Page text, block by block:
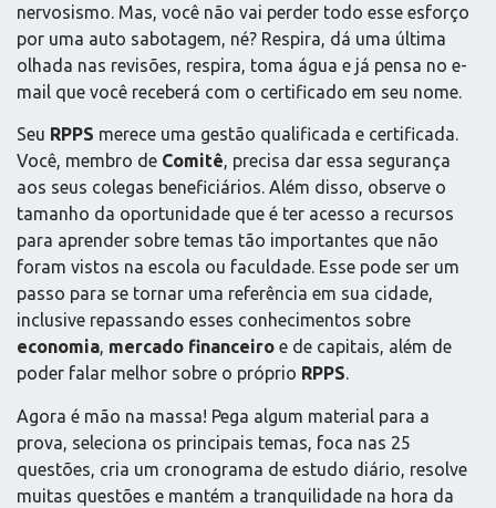
nervosismo. Mas, você não vai perder todo esse esforço
por uma auto sabotagem, né? Respira, dá uma última
olhada nas revisões, respira, toma água e já pensa no e-
mail que você receberá com o certificado em seu nome.
Seu RPPS merece uma gestão qualificada e certificada.
Você, membro de Comitê, precisa dar essa segurança
aos seus colegas beneficiários. Além disso, observe o
tamanho da oportunidade que é ter acesso a recursos
para aprender sobre temas tão importantes que não
foram vistos na escola ou faculdade. Esse pode ser um
passo para se tornar uma referência em sua cidade,
inclusive repassando esses conhecimentos sobre
economia, mercado financeiro e de capitais, além de
poder falar melhor sobre o próprio RPPS.
Agora é mão na massa! Pega algum material para a
prova, seleciona os principais temas, foca nas 25
questões, cria um cronograma de estudo diário, resolve
muitas questões e mantém a tranquilidade na hora da